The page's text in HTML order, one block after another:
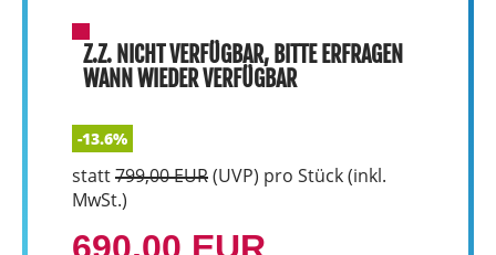
Z.Z. NICHT VERFÜGBAR, BITTE ERFRAGEN
WANN WIEDER VERFÜGBAR
-13.6%
statt799,00 EUR(UVP) pro Stück (inkl.
MwSt.)